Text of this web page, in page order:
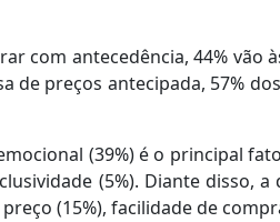
com antecedência, 44% vão
de preços antecipada, 57%
(39%) é o principal
(5%). Diante disso,
(15%), facilidade de